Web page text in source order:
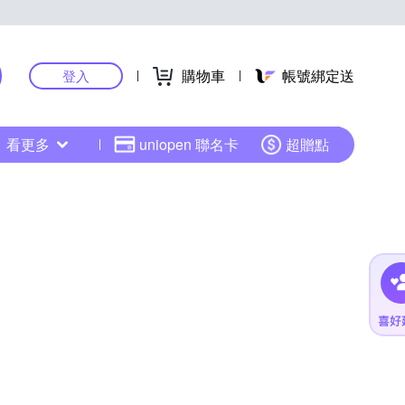
登入 購物車 帳號綁定送
看更多 uniopen 聯名卡 超贈點